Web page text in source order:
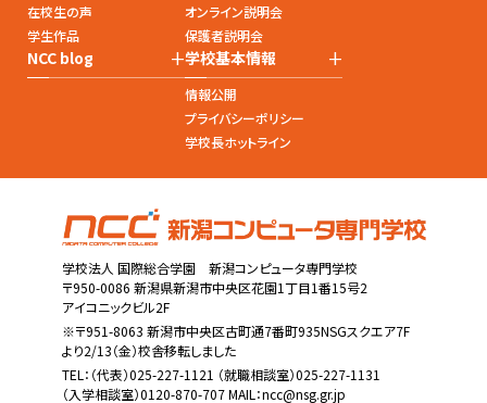
在校生の声
学生作品
オンライン説明会
保護者説明会
NCC blog +学校基本情報 +
情報公開
プライバシーポリシー
学校長ホットライン
学校法人 国際総合学園 新潟コンピュータ専門学校
〒950-0086 新潟県新潟市中央区花園1丁目1番15号2
アイコニックビル2F
※〒951-8063 新潟市中央区古町通7番町935NSGスクエア7F
より2/13（金）校舎移転しました
TEL： （代表）025-227-1121 （就職相談室）025-227-1131
（入学相談室）0120-870-707 MAIL：ncc@nsg.gr.jp